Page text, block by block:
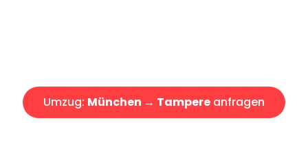
Umzug: München → Tampere anfragen